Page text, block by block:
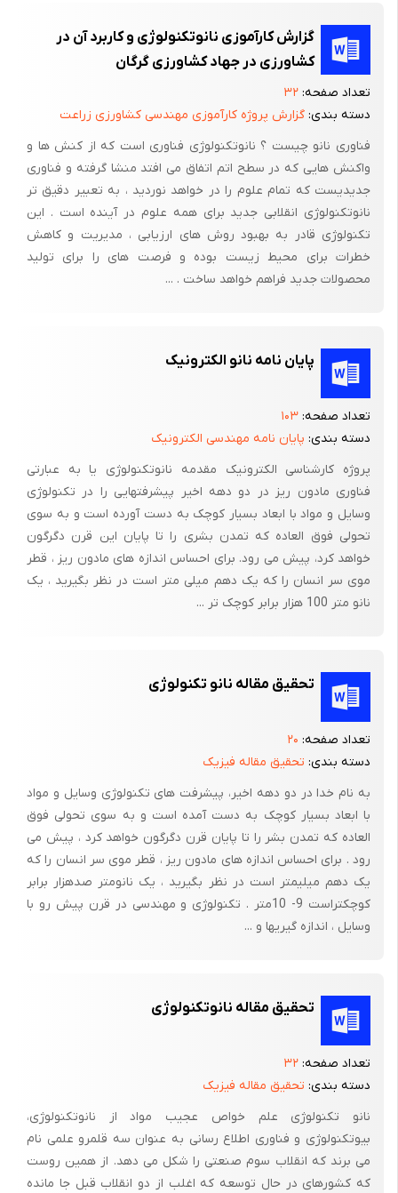
می تواند جهان سوم رابا این پرسش روبرو سازد که اولویتهای واقعی
کدامند.
آیا این فن آوریهای نوین، وابستگیها را تقویت خواهد کرد ویا باعث
تثبیت استقلال وخود کفایی خواهد شد؟
پژوهشهای به عمل آمده در این خصوص نشان داده است که فن آوری
قادر است تغییرات بنیادی شدیدی را در ساختار سنتی کشورها ایجاد
کند بنابراین، جهان سوم که هم در فقر اقتصادی وهم در فقر اطلاعاتی
دست وپا می زند در زمینۀ تولید وحتی وارد کردن سخت افزارها ونرم
افزارهای ارتباطی دچار مشکلات عدیده است آیا ناپذیرش وبه کارگیری
این فن آوری ها با پیامدهای ناخوشایند اقتصادی- سیاسی واجتماعی
چالش پیروزمندانه ونیز مواجهه خلاقانه با پیامدهای این ابداعات نوین
وتحصیل توانایی درپذیرش وبه کارگیری آنها، شناخت یقین ساختار،
توانمندیها وآثار وپیامدهای فن آوریهای نوین (نانومدیا) است.
فن آوری نانومدیا که بسیار فراگیرتراز فن آوری های ارتباطی می باشد
مجموعه ای ازرسانه های دیگر نظیر مولتی ریا وسایل ارتباطی دوسریه
وتعاملی ودیجیتال وسایبر تنیک می باشد لذا با توجه به نفوذ فناوری
نانو در ساخت این گونه وسایل ارتباطی واهمیت وگستردگی آن در به
کارگیری از ابزار ارتباطی برآن شدیم تا بررسی وشناخت نانومدیا رادراین
تحقیق مطرح سازیم.
با امید به این که با آگاهی وبهره گیری صحیح از این فناوری نوین در
اهداف تحقیق:
انسان قرن بیست ویکم با ورود به هزاره سوم به پیشرفت ها وجرقه
فناوری های جدید وبسیار باارزش «فناوری نانو»می باشد که به دلیل
پویا بودن این فناوری نو ظهور می توان نقش آن رااز جنبه های
مختلف بررسی کرد لذا در عصری که ما آن را عصر اطلاعات وارتباطات
می نامیم از رسوخ این فناوری در عرصه ارتباطات نیز ناگزیریم نفوذ این
فناوری در علم الکترونیک وساخت ریز کامپیوترها وریزتراشه هاو.... نوید
این را می دهد که بتوان از سرعت وزمان وتعامل بیشتر در به کارگیری
های نوین وپیامدهای آن آشنا شد وبا ارائه راه کارها(مختلف در استفاده
مثبت و کارآمد از این رسانه نوین به رشد وبالندگی کشور کمک کرد
بررسی جایگاه نانومدیا در این پژوهش شاید کمک ناچیزی جمعیت
آگاهی وروشنگری افرادیکه دوستدار علم وآگاهی و رشد و پیشرفت
بنابراین این تحقیق درصدد بررسی پیدایش وظهور نانومدیا در علوم
اجتماعی و پیامدهای اجتماعی –فرهنگی ، سیاسی آن درجامعه هستیم.
گزارش کارآموزی نانوتکنولوژی و کاربرد آن در
کشاورزی در جهاد کشاورزی گرگان
تعداد صفحه: ۳۲
دسته بندی: گزارش پروژه کارآموزی مهندسی کشاورزی زراعت
فناوری نانو چیست ؟ نانوتکنولوژی فناوری است که از کنش ها و
واکنش هایی که در سطح اتم اتفاق می افتد منشا گرفته و فناوری
جدیدیست که تمام علوم را در خواهد نوردید ، به تعبیر دقیق تر
نانوتکنولوژی انقلابی جدید برای همه علوم در آینده است . این
تکنولوژی قادر به بهبود روش های ارزیابی ، مدیریت و کاهش
خطرات برای محیط زیست بوده و فرصت های را برای تولید
محصولات جدید فراهم خواهد ساخت . ...
پایان نامه نانو الکترونیک
تعداد صفحه: ۱۰۳
دسته بندی: پایان نامه مهندسی الکترونیک
پروژه کارشناسی الکترونیک مقدمه نانوتکنولوژی یا به عبارتی
فناوری مادون ریز در دو دهه اخیر پیشرفتهایی را در تکنولوژی
وسایل و مواد با ابعاد بسیار کوچک به دست آورده است و به سوی
تحولی فوق العاده که تمدن بشری را تا پایان این قرن دگرگون
خواهد کرد، پیش می رود. برای احساس اندازه های مادون ریز ، قطر
موی سر انسان را که یک دهم میلی متر است در نظر بگیرید ، یک
نانو متر 100 هزار برابر کوچک تر ...
تحقیق مقاله نانو تکنولوژی
تعداد صفحه: ۲۰
دسته بندی: تحقیق مقاله فیزیک
به نام خدا در دو دهه اخیر، پیشرفت های تکنولوژی وسایل و مواد
با ابعاد بسیار کوچک به دست آمده است و به سوی تحولی فوق
العاده که تمدن بشر را تا پایان قرن دگرگون خواهد کرد ، پیش می
رود . برای احساس اندازه های مادون ریز ، قطر موی سر انسان را که
یک دهم میلیمتر است در نظر بگیرید ، یک نانومتر صدهزار برابر
کوچکتراست 9- 10متر . تکنولوژی و مهندسی در قرن پیش رو با
وسایل ، اندازه گیریها و ...
تحقیق مقاله نانوتکنولوژی
تعداد صفحه: ۳۲
دسته بندی: تحقیق مقاله فیزیک
نانو تکنولوژی علم خواص عجیب مواد از نانوتکنولوژی،
بیوتکنولوژی و فناوری اطلاع رسانی به عنوان سه قلمرو علمی نام
می برند که انقلاب سوم صنعتی را شکل می دهد. از همین روست
که کشورهای در حال توسعه که اغلب از دو انقلاب قبل جا مانده